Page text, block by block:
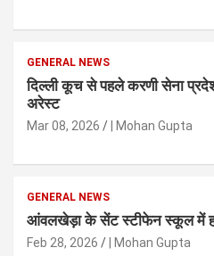
GENERAL NEWS
दिल्ली कूच से पहले करणी सेना
अरेस्ट
Mar 08, 2026 | Mohan Gupta
GENERAL NEWS
आंवलखेड़ा के सेंट स्टीफेन स्कूल में
Feb 28, 2026 | Mohan Gupta